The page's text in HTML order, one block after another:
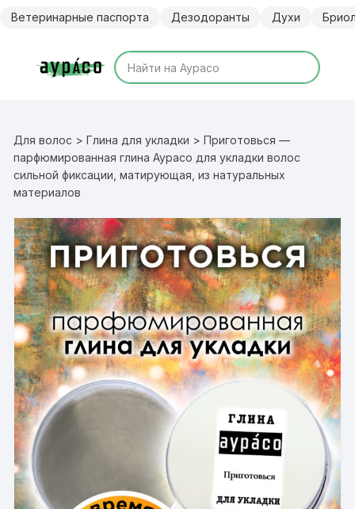
Ветеринарные паспорта Дезодоранты Духи
Для волос >Глина для укладки > Приготовься —
парфюмированная глина Аурасо для укладки волос
сильной фиксации, матирующая, из натуральных
материалов